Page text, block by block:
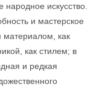
народное искусство.
и мастерское
материалом, как
как стилем; в
и редкая